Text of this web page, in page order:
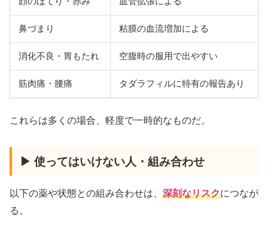
鼻づまり 粘膜の血流増加による
消化不良・胃もたれ 空腹時の服用で出やすい
筋肉痛・腰痛 タダラフィルに特有の報告あり
これらは多くの場合、軽度で一時的なものだ。
▶ 使ってはいけない人・組み合わせ
以下の薬や状態との組み合わせは、 深刻なリスクにつなが
る。